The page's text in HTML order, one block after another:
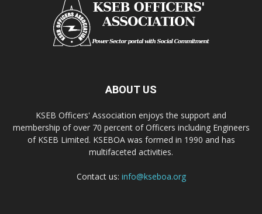
ABOUT US
KSEB Officers' Association enjoys the support and
membership of over 70 percent of Officers including Engineers
of KSEB Limited. KSEBOA was formed in 1990 and has
multifaceted activities.
Contact us: info@kseboa.org